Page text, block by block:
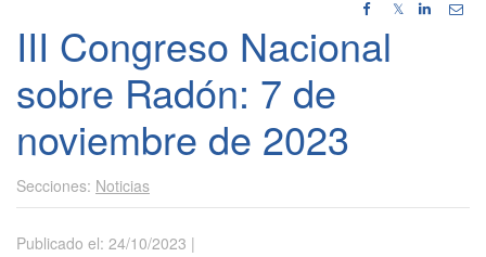
𝕏
III Congreso Nacional
sobre Radón: 7 de
noviembre de 2023
Noticias
Publicado el: 24/10/2023 |